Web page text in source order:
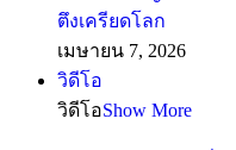
ตึงเครียดโลก
เมษายน 7, 2026
วิดีโอ
วิดีโอShow More